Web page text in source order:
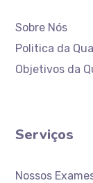
Sobre Nós
Politica da
Objetivos da
Serviços
Nossos